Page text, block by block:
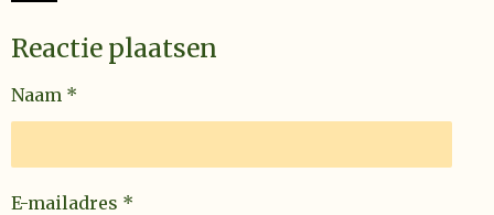
Reactie plaatsen
Naam *
E-mailadres *